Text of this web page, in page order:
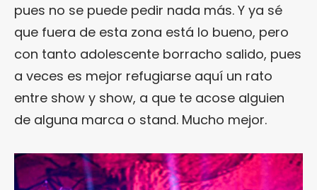
pues no se puede pedir nada más. Y ya sé
que fuera de esta zona está lo bueno, pero
con tanto adolescente borracho salido, pues
a veces es mejor refugiarse aquí un rato
entre show y show, a que te acose alguien
de alguna marca o stand. Mucho mejor.